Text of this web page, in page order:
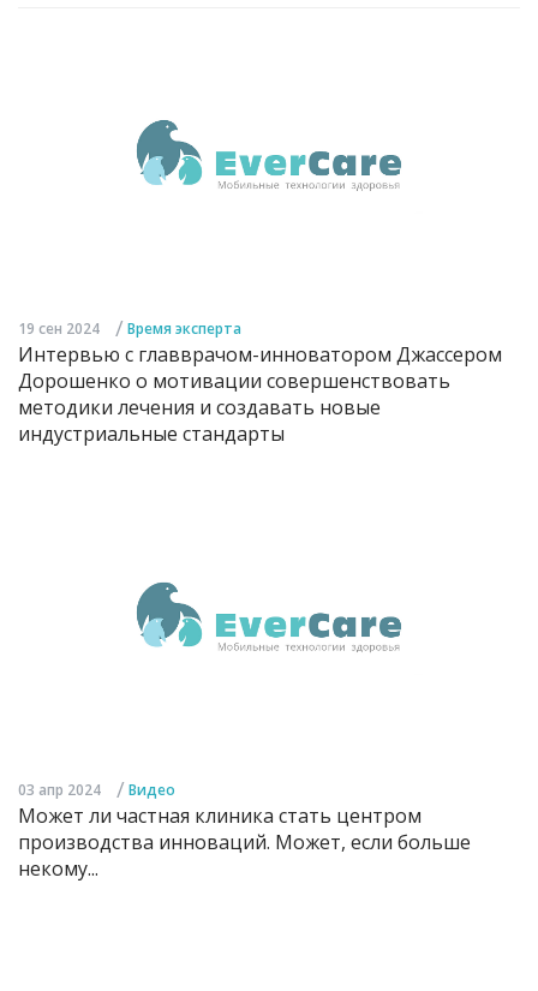
19 сен 2024 / Время эксперта
Интервью с главврачом-инноватором Джассером
Дорошенко о мотивации совершенствовать
методики лечения и создавать новые
индустриальные стандарты
03 апр 2024 / Видео
Может ли частная клиника стать центром
производства инноваций. Может, если больше
некому...